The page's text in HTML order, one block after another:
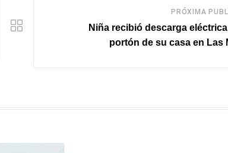
PRÓXIMA
Niña recibió descarga eléctrica
portón de su casa en Las